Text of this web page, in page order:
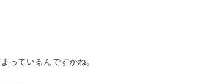
っているんですかね。